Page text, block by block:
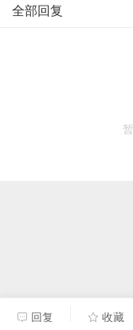
全部回复
回复 收藏